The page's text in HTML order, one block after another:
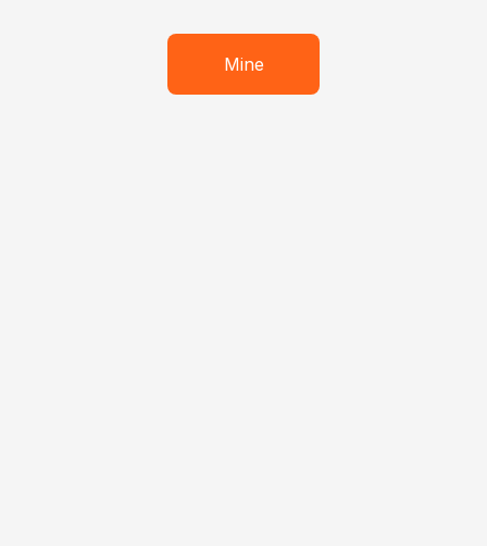
Mine